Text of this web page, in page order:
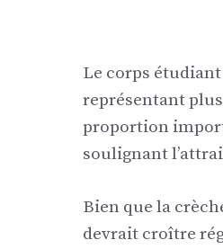
Le corps
représentant
proportion
soulignant
Bien que la
devrait croître